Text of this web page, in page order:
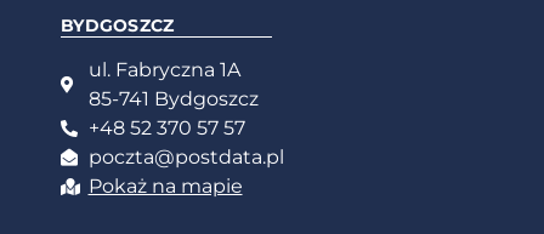
BYDGOSZCZ
ul. Fabryczna 1A
85-741 Bydgoszcz
+48 52 370 57 57
poczta@postdata.pl
Pokaż na mapie